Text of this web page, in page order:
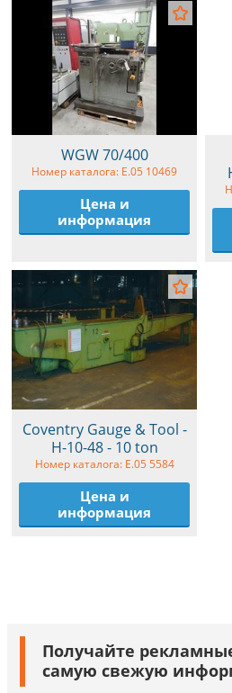
WGW 70/400
Номер каталога: E.05 10469
Цена и
информация
Coventry Gauge & Tool -
H-10-48 - 10 ton
Номер каталога: E.05 5584
Цена и
информация
Получайте
самую свежую